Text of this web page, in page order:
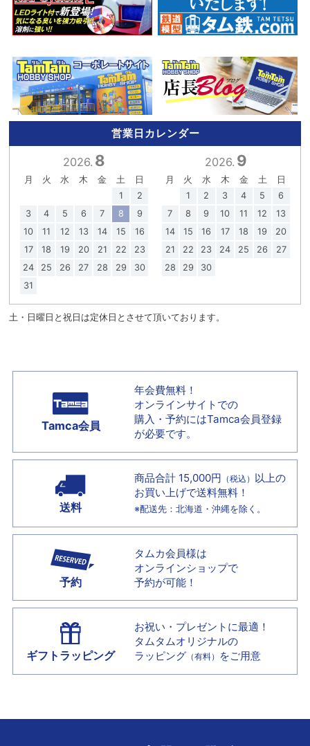
営業日カレンダー
2026. 8
月 火 水 木 金 土
日
1
2
3
4 5 6 7 8
9
10
11 12 13 14 15
16
17
18 19 20 21 22
23
24
25 26 27 28 29
30
31
2026. 9
月 火 水 木 金 土
日
1
2 3 4 5
6
7
8 9 10 11 12
13
14
15 16 17 18 19
20
21
22 23 24 25 26
27
28
29 30
土・日曜日と祝日は定休日とさせて頂いております。
Tamca会員
年会費無料！
オンラインサイトでの
購入・予約にはTamca会員登録
が必要です。
送料
商品合計 15,000円 （税込） 以上の
お買い上げで送料無料！
※配送先：北海道・沖縄を除く。
予約
タムカ会員様は
オンラインショップで
予約が可能！
ギフトラッピング
お祝い・プレゼントに最適！
タムタムオリジナルの
ラッピング （有料） をご用意